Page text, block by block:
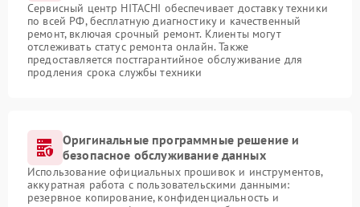
Сервисный центр HITACHI обеспечивает доставку техники
по всей РФ, бесплатную диагностику и качественный
ремонт, включая срочный ремонт. Клиенты могут
отслеживать статус ремонта онлайн. Также
предоставляется постгарантийное обслуживание для
продления срока службы техники
Оригинальные программные решение и
безопасное обслуживание данных
Использование официальных прошивок и инструментов,
аккуратная работа с пользовательскими данными:
резервное копирование, конфиденциальность и